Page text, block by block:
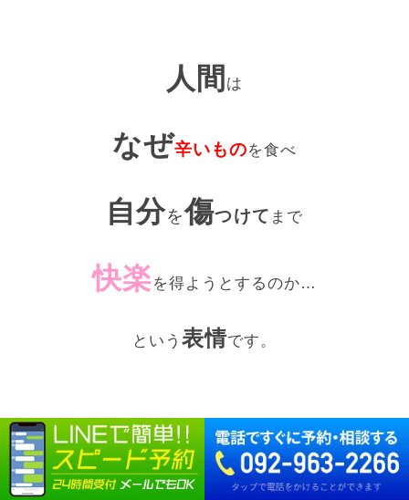
人間 は
なぜ辛いものを食べ
自分を傷つけて まで
快楽を得ようとするのか…
という 表情です。